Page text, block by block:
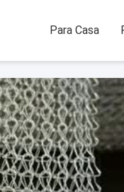
Para Casa